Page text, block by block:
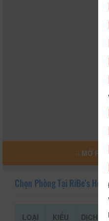
MỞ
Chọn Phòng Tại RiBe's
LOẠI
KIỂU
DỊCH